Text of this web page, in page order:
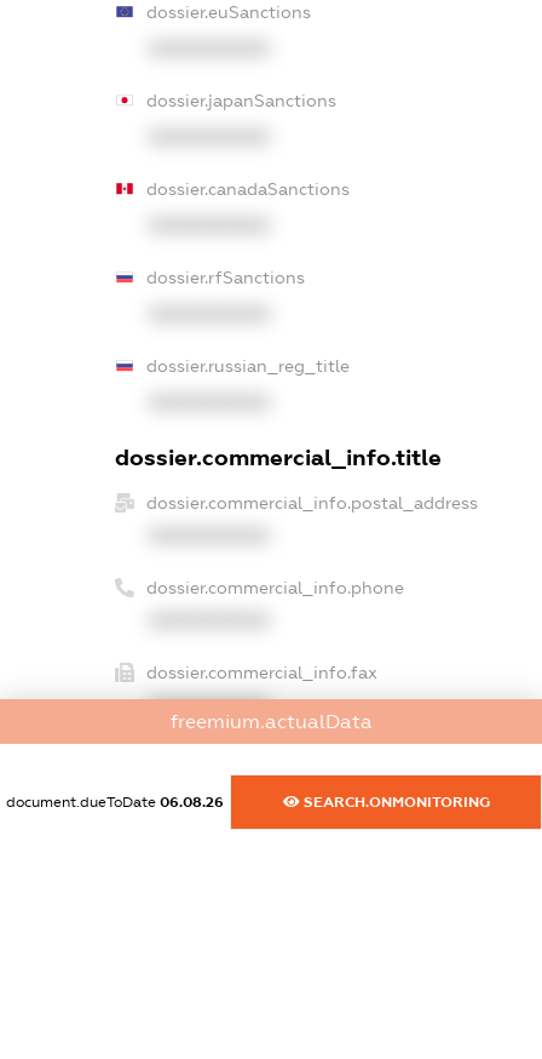
dossier.euSanctions
dossier.japanSanctions
dossier.canadaSanctions
dossier.rfSanctions
dossier.russian_reg_title
dossier.commercial_info.title
dossier.commercial_info.postal_address
dossier.commercial_info.phone
dossier.commercial_info.fax
XXXXXXXXXX
freemium.actualData
document.dueToDate 06.08.26 SEARCH.ONMONITORING